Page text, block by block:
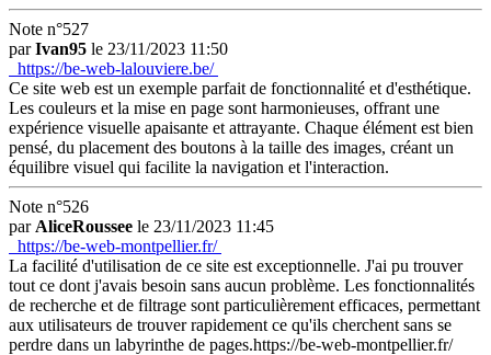
Note n°527
parIvan95 le 23/11/2023 11:50
https://be-web-lalouviere.be/
Ce site web est un exemple parfait de fonctionnalité et d'esthétique.
Les couleurs et la mise en page sont harmonieuses, offrant une
expérience visuelle apaisante et attrayante. Chaque élément est bien
pensé, du placement des boutons à la taille des images, créant un
équilibre visuel qui facilite la navigation et l'interaction.
Note n°526
par AliceRoussee le 23/11/2023 11:45
https://be-web-montpellier.fr/
La facilité d'utilisation de ce site est exceptionnelle. J'ai pu trouver
tout ce dont j'avais besoin sans aucun problème. Les fonctionnalités
de recherche et de filtrage sont particulièrement efficaces, permettant
aux utilisateurs de trouver rapidement ce qu'ils cherchent sans se
perdre dans un labyrinthe de pages.https://be-web-montpellier.fr/